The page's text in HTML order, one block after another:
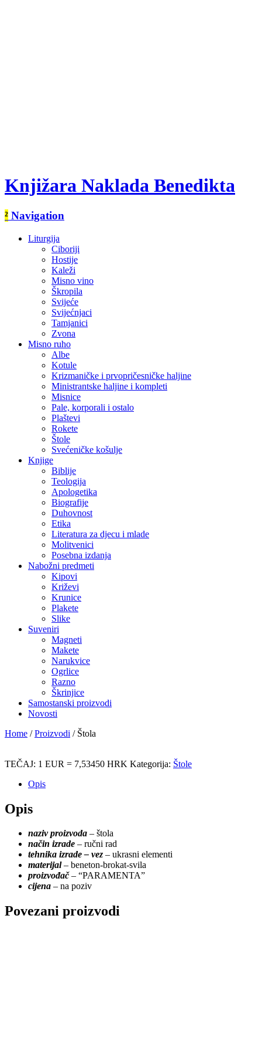
Knjižara Naklada Benedikta
² Navigation
Liturgija
Ciboriji
Hostije
Kaleži
Misno vino
Škropila
Svijeće
Svijećnjaci
Tamjanici
Zvona
Misno ruho
Albe
Kotule
Krizmaničke i prvopričesničke haljine
Ministrantske haljine i kompleti
Misnice
Pale, korporali i ostalo
Plaštevi
Rokete
Štole
Svećeničke košulje
Knjige
Biblije
Teologija
Apologetika
Biografije
Duhovnost
Etika
Literatura za djecu i mlade
Molitvenici
Posebna izdanja
Nabožni predmeti
Kipovi
Križevi
Krunice
Plakete
Slike
Suveniri
Magneti
Makete
Narukvice
Ogrlice
Razno
Škrinjice
Samostanski proizvodi
Novosti
Home / Proizvodi / Štola
TEČAJ: 1 EUR = 7,53450 HRK Kategorija: Štole
Opis
Opis
naziv proizvoda – štola
način izrade – ručni rad
tehnika izrade – vez – ukrasni elementi
materijal– beneton-brokat-svila
proizvođač– “PARAMENTA”
cijena – na poziv
Povezani proizvodi